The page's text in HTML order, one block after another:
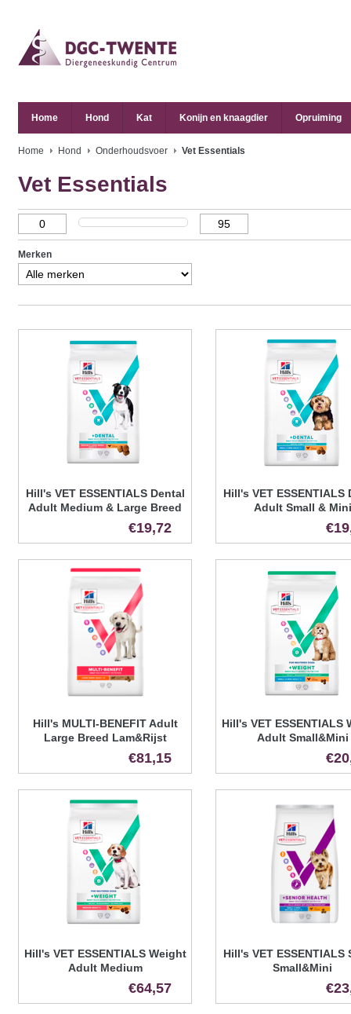
Home Hond Kat Konijn en knaagdier Opruiming
Home Hond Onderhoudsvoer Vet Essentials
Vet Essentials
Merken
Hill's VET ESSENTIALS Dental
Adult Medium & Large Breed
€19,72
Hill's VET ESSENTIALS
Adult Small & Mini
Hill's MULTI-BENEFIT Adult
Large Breed Lam&Rijst
€81,15
Hill's VET ESSENTIALS
Adult Small&Mini
Hill's VET ESSENTIALS Weight
Adult Medium
€64,57
Hill's VET ESSENTIALS
Small&Mini